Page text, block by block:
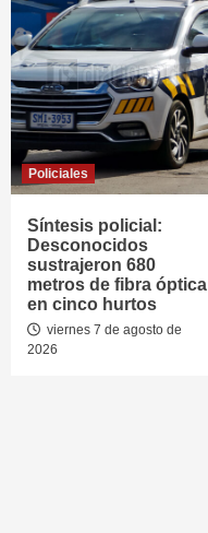
Policiales
Síntesis policial:
Desconocidos
sustrajeron 680
metros de fibra óptica
en cinco hurtos
viernes 7 de agosto de
2026